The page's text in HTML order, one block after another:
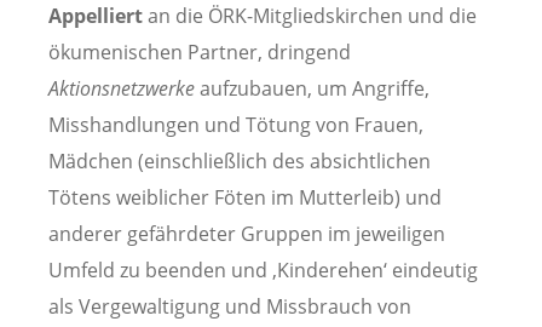
Appelliertan die ÖRK-Mitgliedskirchen und die
ökumenischen Partner, dringend
Aktionsnetzwerkeaufzubauen, um Angriffe,
Misshandlungen und Tötung von Frauen,
Mädchen (einschließlich des absichtlichen
Tötens weiblicher Föten im Mutterleib) und
anderer gefährdeter Gruppen im jeweiligen
Umfeld zu beenden und ‚Kinderehen‘ eindeutig
als Vergewaltigung und Missbrauch von